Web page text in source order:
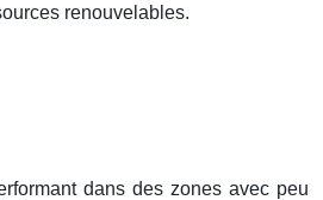
renouvelables.
dans des zones avec peu